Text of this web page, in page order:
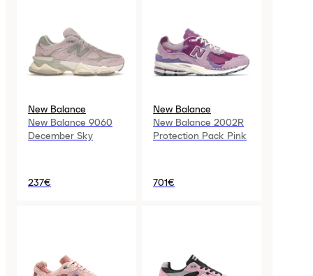
New Balance
New Balance 9060
December Sky
237€
New Balance
New Balance 2002R
Protection Pack Pink
701€